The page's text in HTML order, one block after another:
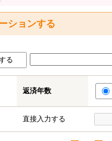
ションする
る
返済年数
直接入力する